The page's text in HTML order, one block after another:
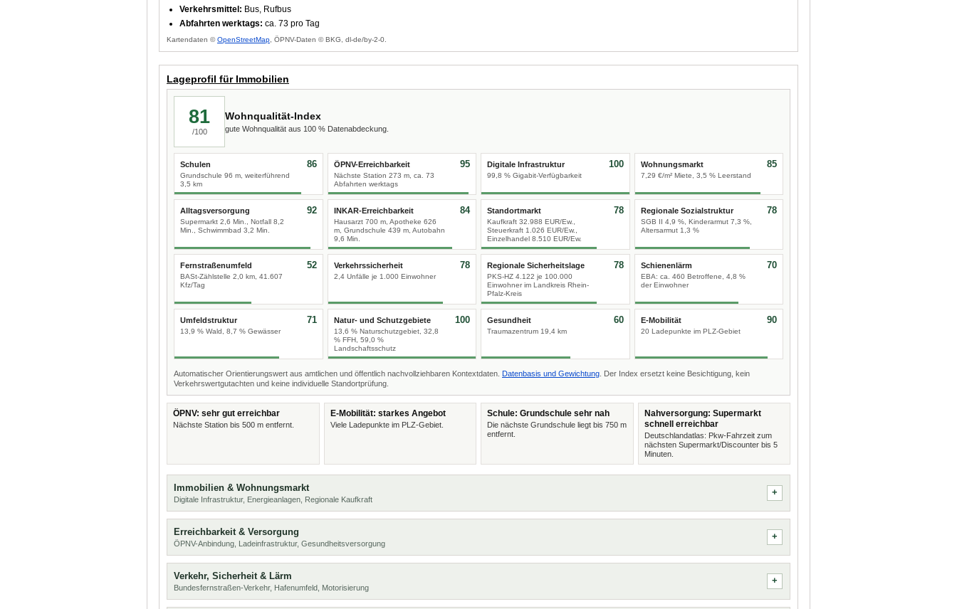
Verkehrsmittel: Bus, Rufbus
Abfahrten werktags: ca. 73 pro Tag
Kartendaten ©OpenStreetMap , ÖPNV-Daten © BKG, dl-de/by-2-0.
Lageprofil für Immobilien
81
/100
Wohnqualität-Index
gute Wohnqualität aus 100 % Datenabdeckung.
Schulen
Grundschule 96 m, weiterführend
3,5 km
86 ÖPNV-Erreichbarkeit
Nächste Station 273 m, ca. 73
Abfahrten werktags
95 Digitale Infrastruktur
99,8 % Gigabit-Verfügbarkeit
100 Wohnungsmarkt
7,29 €/m² Miete, 3,5 % Leerstand
85
Alltagsversorgung
Supermarkt 2,6 Min., Notfall 8,2
Min., Schwimmbad 3,2 Min.
92 INKAR-Erreichbarkeit
Hausarzt 700 m, Apotheke 626
m, Grundschule 439 m, Autobahn
9,6 Min.
84 Standortmarkt
Kaufkraft 32.988 EUR/Ew.,
Steuerkraft 1.026 EUR/Ew.,
Einzelhandel 8.510 EUR/Ew.
78 Regionale Sozialstruktur
SGB II 4,9 %, Kinderarmut 7,3 %,
Altersarmut 1,3 %
78
Fernstraßenumfeld
BASt-Zählstelle 2,0 km, 41.607
Kfz/Tag
52 Verkehrssicherheit
2,4 Unfälle je 1.000 Einwohner
78 Regionale Sicherheitslage
PKS-HZ 4.122 je 100.000
Einwohner im Landkreis Rhein-
Pfalz-Kreis
78 Schienenlärm
EBA: ca. 460 Betroffene, 4,8 %
der Einwohner
70
Umfeldstruktur
13,9 % Wald, 8,7 % Gewässer
71 Natur- und Schutzgebiete
13,6 % Naturschutzgebiet, 32,8
% FFH, 59,0 %
Landschaftsschutz
100 Gesundheit
Traumazentrum 19,4 km
60 E-Mobilität
20 Ladepunkte im PLZ-Gebiet
90
Automatischer Orientierungswert aus amtlichen und öffentlich nachvollziehbaren Kontextdaten. Datenbasis und Gewichtung . Der Index ersetzt keine Besichtigung, kein
Verkehrswertgutachten und keine individuelle Standortprüfung.
ÖPNV: sehr gut erreichbar
Nächste Station bis 500 m entfernt.
E-Mobilität: starkes Angebot
Viele Ladepunkte im PLZ-Gebiet.
Schule: Grundschule sehr nah
Die nächste Grundschule liegt bis 750 m
entfernt.
Nahversorgung: Supermarkt
schnell erreichbar
Deutschlandatlas: Pkw-Fahrzeit zum
nächsten Supermarkt/Discounter bis 5
Minuten.
Immobilien & Wohnungsmarkt
Digitale Infrastruktur, Energieanlagen, Regionale Kaufkraft
Erreichbarkeit & Versorgung
ÖPNV-Anbindung, Ladeinfrastruktur, Gesundheitsversorgung
Verkehr, Sicherheit & Lärm
Bundesfernstraßen-Verkehr, Hafenumfeld, Motorisierung